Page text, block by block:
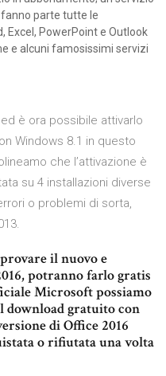
fanno parte tutte le
Excel, PowerPoint e Outlook
e alcuni famosissimi servizi
è ora possibile attivarlo
Windows 8.1 in questo
che l’attivazione è
su 4 installazioni diverse
o problemi di sorta,
il nuovo e
potranno farlo gratis
Microsoft possiamo
download gratuito con
di Office 2016
o rifiutata una volta